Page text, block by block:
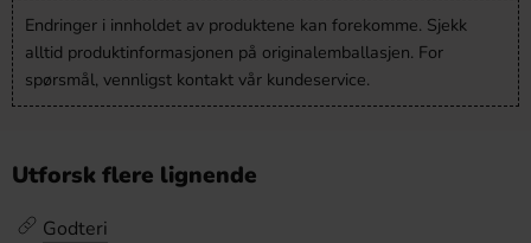
Endringer i innholdet av produktene kan forekomme. Sjekk
alltid produktinformasjonen på originalemballasjen. For
spørsmål, vennligst kontakt vår kundeservice.
Utforsk flere lignende
Godteri